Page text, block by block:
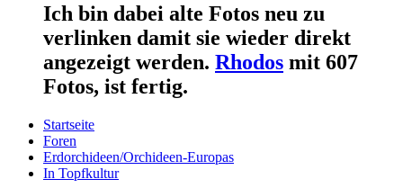
Ich bin dabei alte Fotos neu zu
verlinken damit sie wieder direkt
angezeigt werden. Rhodos mit 607
Fotos, ist fertig.
Startseite
Foren
Erdorchideen/Orchideen-Europas
In Topfkultur